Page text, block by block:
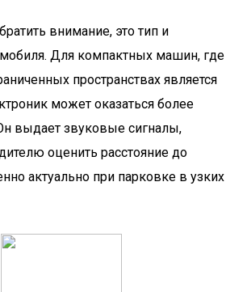
внимание, это тип и
Для компактных машин, где
пространствах является
может оказаться более
выдает звуковые сигналы,
оценить расстояние до
актуально при парковке в узких